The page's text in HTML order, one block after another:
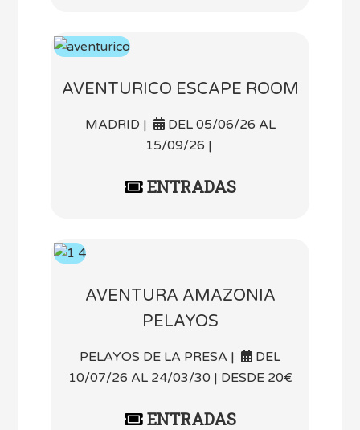
AVENTURICO ESCAPE ROOM
MADRID |
DEL 05/06/26 AL
15/09/26 |
ENTRADAS
AVENTURA AMAZONIA
PELAYOS
PELAYOS DE LA PRESA |
DEL
10/07/26 AL 24/03/30 | DESDE 20€
ENTRADAS